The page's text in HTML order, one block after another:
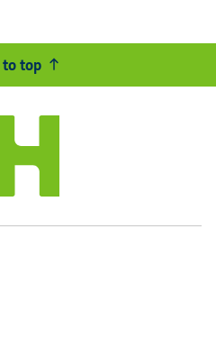
to top